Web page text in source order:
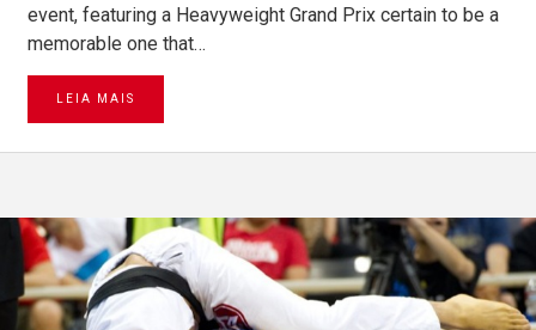
event, featuring a Heavyweight Grand Prix certain to be a
memorable one that…
LEIA MAIS